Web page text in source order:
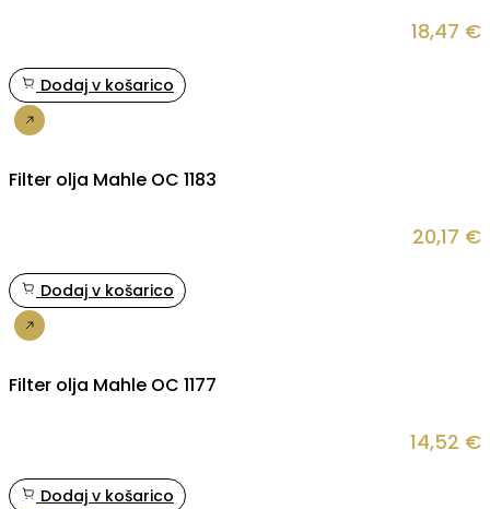
18,47 €
Dodaj v košarico
Filter olja Mahle OC 1183
20,17 €
Dodaj v košarico
Filter olja Mahle OC 1177
14,52 €
Dodaj v košarico